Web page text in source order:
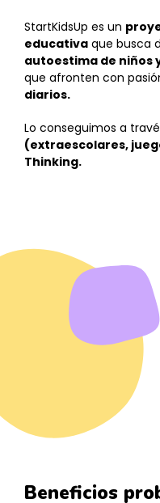
StartKidsUp es un
educativa que busca
autoestima de niños
que afronten con
diarios.
Lo conseguimos a
(extraescolares,
Thinking.
Beneficios